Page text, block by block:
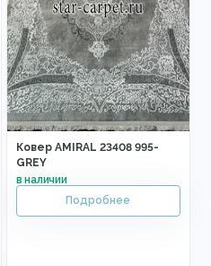
Ковер AMIRAL 23408 995-
GREY